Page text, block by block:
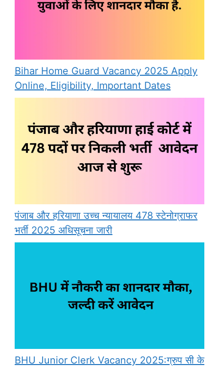
Bihar Home Guard Vacancy 2025 Apply
Online, Eligibility, Important Dates
पंजाब और हरियाणा उच्च न्यायालय 478 स्टेनोग्राफर
भर्ती 2025 अधिसूचना जारी
BHU Junior Clerk Vacancy 2025:ग्रुप सी के